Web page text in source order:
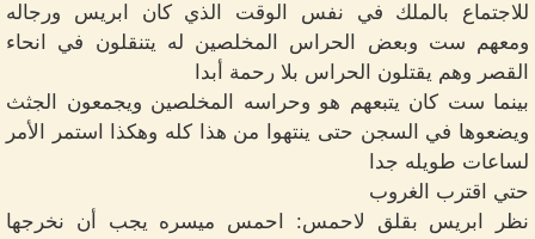
للاجتماع بالملك في نفس الوقت الذي كان ابريس ورجاله
ومعهم ست وبعض الحراس المخلصين له يتنقلون في انحاء
القصر وهم يقتلون الحراس بلا رحمة أبدا
بينما ست كان يتبعهم هو وحراسه المخلصين ويجمعون الجثث
ويضعوها في السجن حتى ينتهوا من هذا كله وهكذا استمر الأمر
لساعات طويله جدا
حتي اقترب الغروب
نظر ابريس بقلق لاحمس: احمس ميسره يجب أن نخرجها